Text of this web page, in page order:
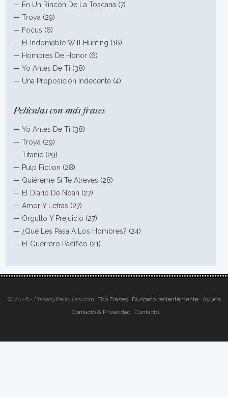
— En Un Rincón De La Toscana (7)
—Troya (29)
— Focus (6)
— El Indomable Will Hunting (16)
— Hombres De Honor (6)
—Yo Antes De Ti (38)
— Una Proposición Indecente (4)
Películas con más frases
—Yo Antes De Ti (38)
—Troya (29)
—Titanic (29)
— Pulp Fiction (28)
— Quiéreme Si Te Atreves (28)
— El Diario De Noah (27)
—Amor Y Letras (27)
— Orgullo Y Prejuicio (27)
—¿Qué Les Pasa A Los Hombres? (24)
— El Guerrero Pacífico (21)
© 2026 - FrasesyPeliculas.com Top Frases Buscado recientemente
Ayuda
Contacto & Privacidad
Contacto